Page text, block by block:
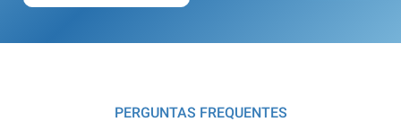
PERGUNTAS FREQUENTES